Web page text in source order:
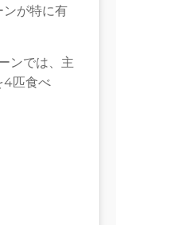
ンが特に有
ンでは、主
4匹食べ